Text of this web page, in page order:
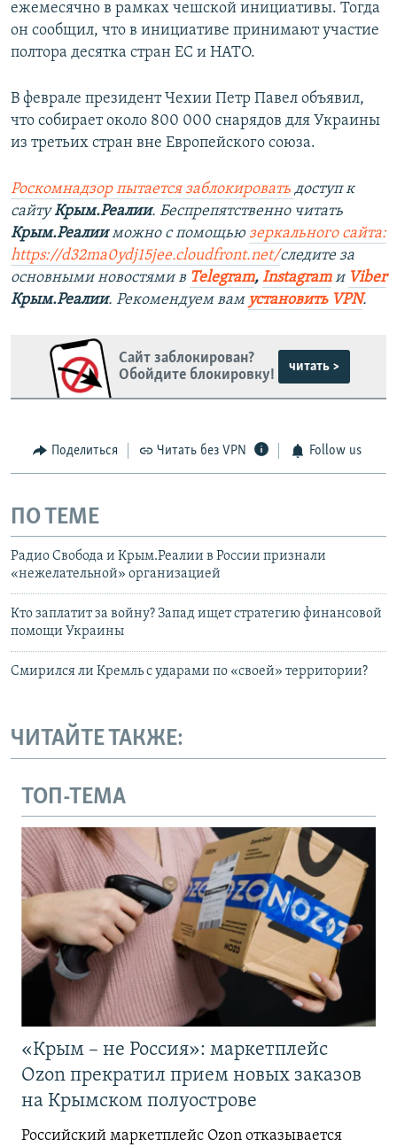
ежемесячно в рамках чешской инициативы. Тогда
он сообщил, что в инициативе принимают участие
полтора десятка стран ЕС и НАТО.
В феврале президент Чехии Петр Павел объявил,
что собирает около 800 000 снарядов для Украины
из третьих стран вне Европейского союза.
Роскомнадзор пытается заблокировать доступ к
сайтуКрым.Реалии. Беспрепятственно читать
Крым.Реалииможно с помощью зеркального сайта:
https://d32ma0ydj15jee.cloudfront.net/следите за
основными новостями в Telegram, Instagramи Viber
Крым.Реалии. Рекомендуем вам установить VPN.
Сайт заблокирован?
Обойдите блокировку!
читать >
Поделиться Читать без VPN Follow us
ПО ТЕМЕ
Радио Свобода и Крым.Реалии в России признали
«нежелательной» организацией
Кто заплатит за войну? Запад ищет стратегию финансовой
помощи Украины
Смирился ли Кремль с ударами по «своей» территории?
ЧИТАЙТЕ ТАКЖЕ:
ТОП-ТЕМА
«Крым – не Россия»: маркетплейс
Ozon прекратил прием новых заказов
на Крымском полуострове
Российский маркетплейс Ozon отказывается